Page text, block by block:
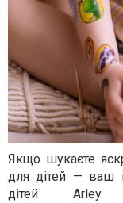
Якщо шукаєте
для дітей — ваш
дітей